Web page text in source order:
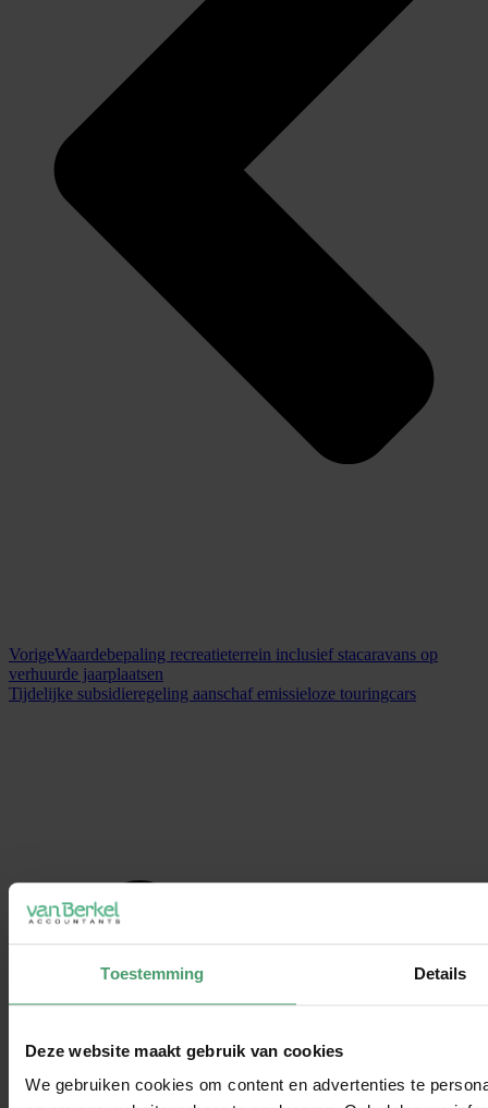
Toestemming Details
Deze website maakt gebruik van cookies
We gebruiken cookies om content en advertenties te
VorigeWaardebepaling recreatieterrein inclusief stacaravans op
verhuurde jaarplaatsen
Tijdelijke subsidieregeling aanschaf emissieloze touringcars